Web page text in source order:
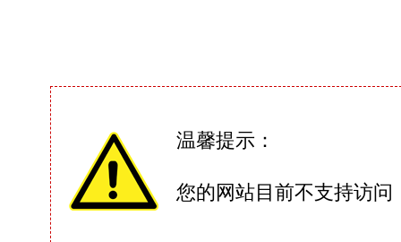
温馨提示：
您的网站目前不支持访